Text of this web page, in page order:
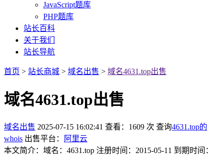
JavaScript题库
PHP题库
站长百科
关于我们
站长导航
首页 > 站长商城 > 域名出售 > 域名4631.top出售
域名4631.top出售
域名出售 2025-07-15 16:02:41 查看：1609 次 查询4631.top的
whois 出售平台：
阿里云
本文简介：域名：4631.top 注册时间：2015-05-11 到期时间：